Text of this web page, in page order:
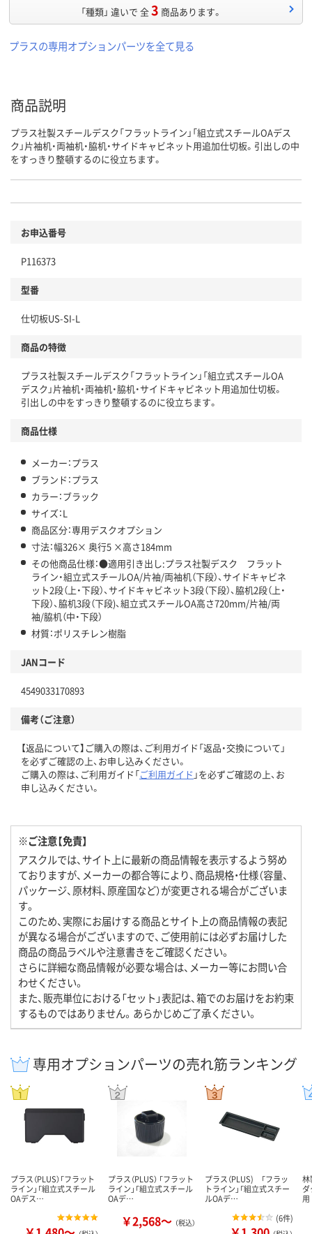
「種類」 違いで 全3 商品あります。
プラスの専用オプションパーツを全て見る
商品説明
プラス社製スチールデスク「フラットライン」「組立式スチールOAデス
ク」片袖机・両袖机・脇机・サイドキャビネット用追加仕切板。引出しの中
をすっきり整頓するのに役立ちます。
お申込番号
P116373
型番
仕切板US-SI-L
商品の特徴
プラス社製スチールデスク「フラットライン」「組立式スチールOA
デスク」片袖机・両袖机・脇机・サイドキャビネット用追加仕切板。
引出しの中をすっきり整頓するのに役立ちます。
商品仕様
メーカー：プラス
ブランド：プラス
カラー：ブラック
サイズ：L
商品区分：専用デスクオプション
寸法：幅326× 奥行5 ×高さ184mm
その他商品仕様：●適用引き出し:プラス社製デスク フラット
ライン・組立式スチールOA/片袖/両袖机（下段）、サイドキャビネ
ット2段（上・下段）、サイドキャビネット3段（下段）、脇机2段（上・
下段）、脇机3段（下段)、組立式スチールOA高さ720mm/片袖/両
袖/脇机（中・下段）
材質：ポリスチレン樹脂
JANコード
4549033170893
備考（ご注意）
【返品について】ご購入の際は、ご利用ガイド「返品・交換について」
を必ずご確認の上、お申し込みください。
ご購入の際は、ご利用ガイド「ご利用ガイド 」を必ずご確認の上、お
申し込みください。
※ご注意【免責】
アスクルでは、サイト上に最新の商品情報を表示するよう努め
ておりますが、メーカーの都合等により、商品規格・仕様（容量、
パッケージ、原材料、原産国など）が変更される場合がございま
す。
このため、実際にお届けする商品とサイト上の商品情報の表記
が異なる場合がございますので、ご使用前には必ずお届けした
商品の商品ラベルや注意書きをご確認ください。
さらに詳細な商品情報が必要な場合は、メーカー等にお問い合
わせください。
また、販売単位における「セット」表記は、箱でのお届けをお約束
するものではありません。あらかじめご了承ください。
専用オプションパーツの売れ筋ランキング
プラス（PLUS）「フラット
ライン」「組立式スチール
OAデス…
プラス（PLUS） 「フラット
ライン」「組立式スチール
OAデ…
￥2,568～ （税込）
プラス（PLUS) 「フラッ
トライン」「組立式スチー
ルOAデ…
(6件)
林
ダ
用